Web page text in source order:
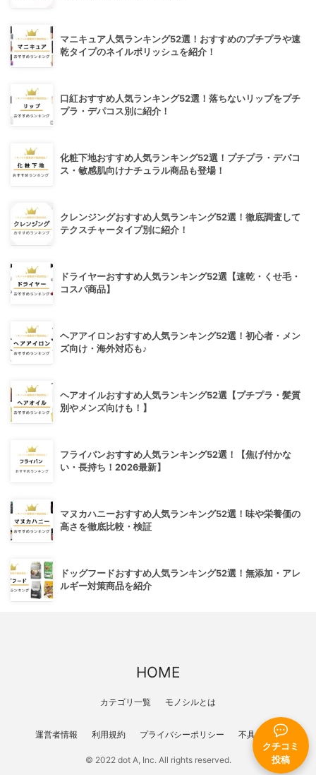
クチコミ
投稿
マニキュア人気ランキング52選！おすすめのプチプラや速
乾タイプのネイルポリッシュを紹介！
口紅おすすめ人気ランキング52選！落ちないリップをプチ
プラ・デパコス別に紹介！
化粧下地おすすめ人気ランキング52選！プチプラ・デパコ
ス・敏感肌向けナチュラル商品も登場！
クレンジングおすすめ人気ランキング52選！徹底調査して
テクスチャータイプ別に紹介！
ドライヤーおすすめ人気ランキング52選【速乾・くせ毛・
コスパ商品】
ヘアアイロンおすすめ人気ランキング52選！初心者・メン
ズ向け・海外対応も♪
ヘアオイルおすすめ人気ランキング52選【プチプラ・髪質
別やメンズ向けも！】
フライパンおすすめ人気ランキング52選！【焦げ付かな
い・長持ち！2026最新】
マヌカハニーおすすめ人気ランキング52選！味や栄養価の
高さを徹底比較・検証
ドッグフードおすすめ人気ランキング52選！無添加・アレ
ルギー対策商品を紹介
HOME
カテゴリ一覧 モノシルとは
運営者情報 利用規約 プライバシーポリシー 不具合報告
© 2022 dot A, Inc. All rights reserved.